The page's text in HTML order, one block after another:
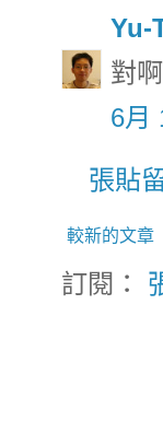
Yu-
對啊
6月
張貼
較新的文章
訂閱：